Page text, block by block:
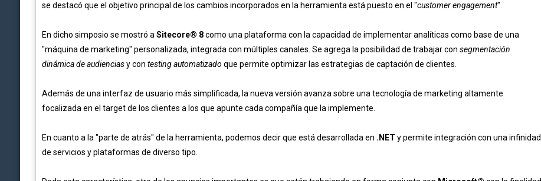
se destacó que el objetivo principal de los cambios incorporados en la herramienta está puesto en el "customer engagement".
En dicho simposio se mostró aSitecore® 8como una plataforma con la capacidad de implementar analíticas como base de una
"máquina de marketing" personalizada, integrada con múltiples canales. Se agrega la posibilidad de trabajar con segmentación
dinámica de audienciasy con testing automatizado que permite optimizar las estrategias de captación de clientes.
Además de una interfaz de usuario más simplificada, la nueva versión avanza sobre una tecnología de marketing altamente
focalizada en el target de los clientes a los que apunte cada compañía que la implemente.
En cuanto a la "parte de atrás" de la herramienta, podemos decir que está desarrollada en .NET y permite integración con una infinidad
de servicios y plataformas de diverso tipo.